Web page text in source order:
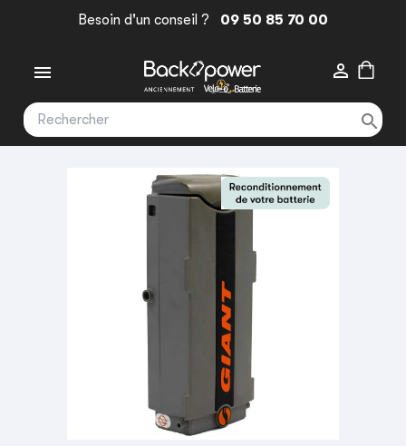
Besoin d'un conseil ? 09 50 85 70 00
 
